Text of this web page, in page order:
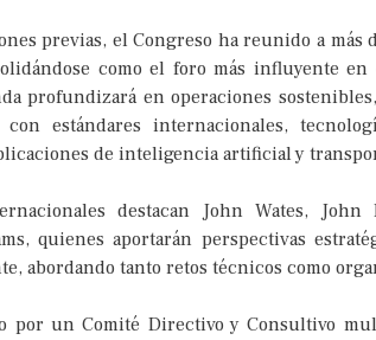
previas, el Congreso ha reunido a más
como el foro más influyente
profundizará en operaciones
estándares internacionales,
de inteligencia artificial y
destacan John Wates, John
quienes aportarán perspectivas
abordando tanto retos técnicos como
por un Comité Directivo y Consultivo